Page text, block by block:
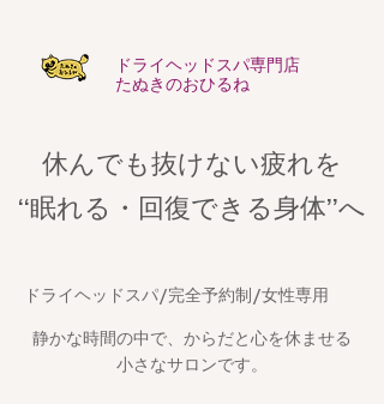
​ドライヘッドスパ専門店
たぬきのおひるね
休んでも抜けない疲れを
​“眠れる・回復できる身体”へ
​ドライヘッドスパ/完全予約制/女性専用
静かな時間の中で、からだと心を休ませる
小さなサロンです。